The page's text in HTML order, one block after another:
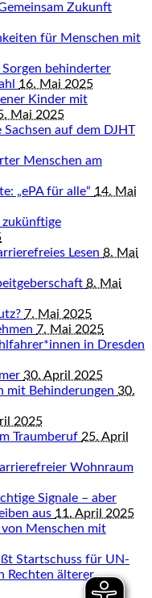
Zukunft
für Menschen mit
behinderter
16. Mai 2025
Kinder mit
Mai 2025
auf dem DJHT
Menschen am
„ePA für alle“ 14. Mai
zukünftige
Lesen 8. Mai
8. Mai
7. Mai 2025
7. Mai 2025
in Dresden
30. April 2025
mit Behinderungen 30.
2025
Traumberuf 25. April
Wohnraum
Signale – aber
aus 11. April 2025
Menschen mit
Startschuss für UN-
Rechten älterer